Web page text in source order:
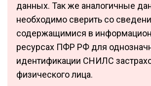
данных. Так же аналогичные
необходимо сверить со
содержащимися в
ресурсах ПФР РФ для
идентификации СНИЛС
физического лица.